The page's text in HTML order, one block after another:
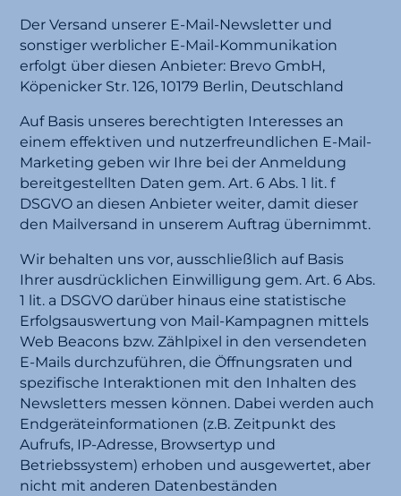
Der Versand unserer E-Mail-Newsletter und
sonstiger werblicher E-Mail-Kommunikation
erfolgt über diesen Anbieter: Brevo GmbH,
Köpenicker Str. 126, 10179 Berlin, Deutschland
Auf Basis unseres berechtigten Interesses an
einem effektiven und nutzerfreundlichen E-Mail-
Marketing geben wir Ihre bei der Anmeldung
bereitgestellten Daten gem. Art. 6 Abs. 1 lit. f
DSGVO an diesen Anbieter weiter, damit dieser
den Mailversand in unserem Auftrag übernimmt.
Wir behalten uns vor, ausschließlich auf Basis
Ihrer ausdrücklichen Einwilligung gem. Art. 6 Abs.
1 lit. a DSGVO darüber hinaus eine statistische
Erfolgsauswertung von Mail-Kampagnen mittels
Web Beacons bzw. Zählpixel in den versendeten
E-Mails durchzuführen, die Öffnungsraten und
spezifische Interaktionen mit den Inhalten des
Newsletters messen können. Dabei werden auch
Endgeräteinformationen (z.B. Zeitpunkt des
Aufrufs, IP-Adresse, Browsertyp und
Betriebssystem) erhoben und ausgewertet, aber
nicht mit anderen Datenbeständen